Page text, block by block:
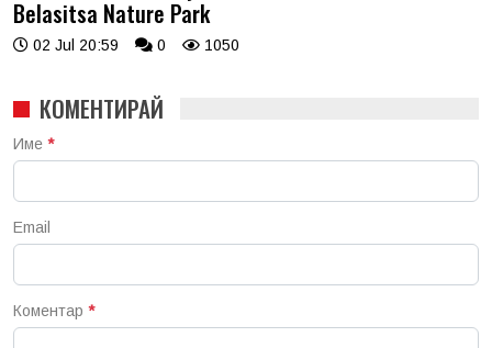
Belasitsa Nature Park
02 Jul 20:59 0 1050
КОМЕНТИРАЙ
Име *
Email
Коментар *